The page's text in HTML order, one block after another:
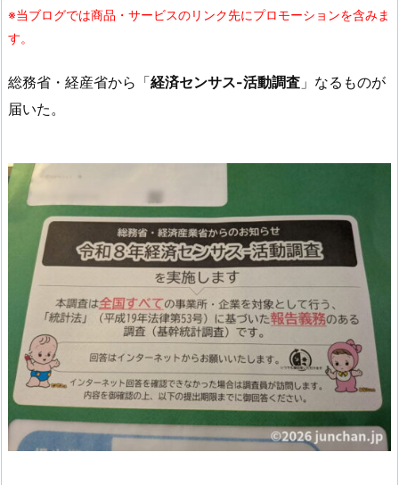
※当ブログでは商品・サービスのリンク先にプロモーションを含みま
す。
総務省・経産省から「経済センサス-活動調査 」なるものが
届いた。